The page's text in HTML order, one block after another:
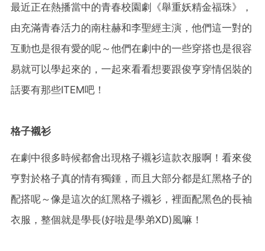
最近正在熱播當中的青春校園劇《舉重妖精金福珠》，
由充滿青春活力的南柱赫和李聖經主演，他們這一對的
互動也是很有愛的呢～他們在劇中的一些穿搭也是很容
易就可以學起來的，一起來看看想要跟俊亨穿情侶裝的
話要有那些ITEM吧！
格子襯衫
在劇中很多時候都會出現格子襯衫這款衣服啊！看來俊
亨對於格子真的情有獨鍾，而且大部分都是紅黑格子的
配搭呢～像是這次的紅黑格子襯衫，裡面配黑色的長袖
衣服，整個就是學長(好啦是學弟XD)風嘛！